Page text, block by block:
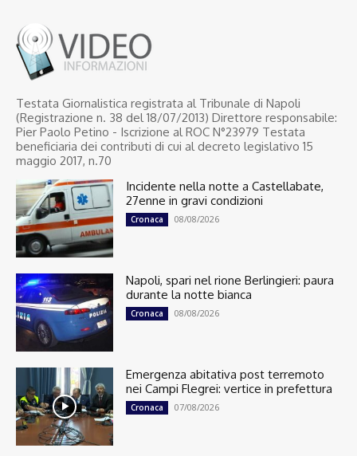
Testata Giornalistica registrata al Tribunale di Napoli
(Registrazione n. 38 del 18/07/2013) Direttore responsabile:
Pier Paolo Petino - Iscrizione al ROC N°23979 Testata
beneficiaria dei contributi di cui al decreto legislativo 15
maggio 2017, n.70
Incidente nella notte a Castellabate,
27enne in gravi condizioni
Cronaca 08/08/2026
Napoli, spari nel rione Berlingieri: paura
durante la notte bianca
Cronaca 08/08/2026
Emergenza abitativa post terremoto
nei Campi Flegrei: vertice in prefettura
Cronaca 07/08/2026